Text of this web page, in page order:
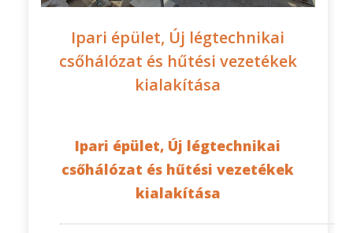
Ipari épület, Új légtechnikai
csőhálózat és hűtési vezetékek
kialakítása
Ipari épület, Új légtechnikai
csőhálózat és hűtési vezetékek
kialakítása